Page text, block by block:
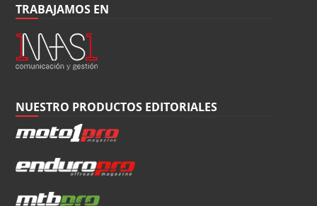
TRABAJAMOS EN
NUESTRO PRODUCTOS EDITORIALES